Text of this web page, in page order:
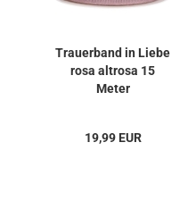
Trauerband in Liebe
rosa altrosa 15
Meter
19,99 EUR